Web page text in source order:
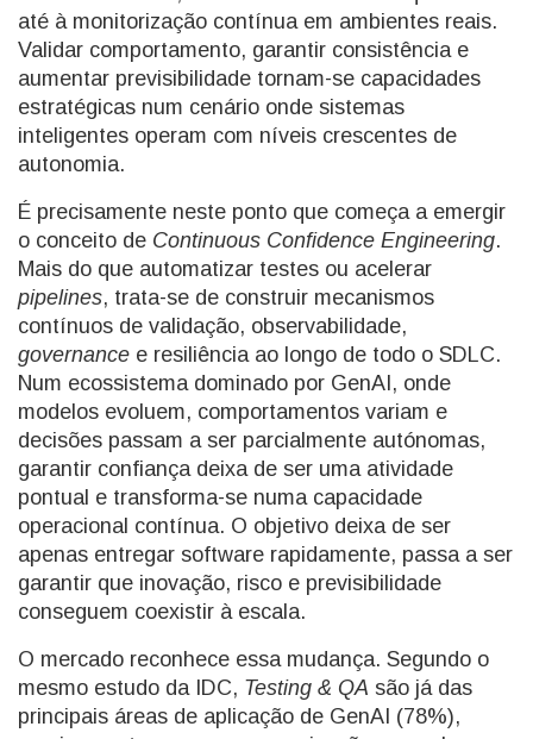
até à monitorização contínua em ambientes reais.
Validar comportamento, garantir consistência e
aumentar previsibilidade tornam-se capacidades
estratégicas num cenário onde sistemas
inteligentes operam com níveis crescentes de
autonomia.
É precisamente neste ponto que começa a emergir
o conceito de Continuous Confidence Engineering.
Mais do que automatizar testes ou acelerar
pipelines, trata-se de construir mecanismos
contínuos de validação, observabilidade,
governance e resiliência ao longo de todo o SDLC.
Num ecossistema dominado por GenAI, onde
modelos evoluem, comportamentos variam e
decisões passam a ser parcialmente autónomas,
garantir confiança deixa de ser uma atividade
pontual e transforma-se numa capacidade
operacional contínua. O objetivo deixa de ser
apenas entregar software rapidamente, passa a ser
garantir que inovação, risco e previsibilidade
conseguem coexistir à escala.
O mercado reconhece essa mudança. Segundo o
mesmo estudo da IDC, Testing & QA são já das
principais áreas de aplicação de GenAI (78%),